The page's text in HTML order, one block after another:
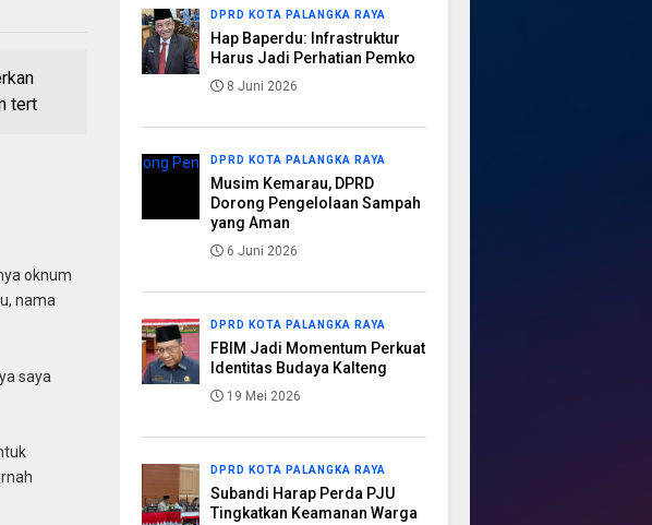
tert
oknum
nama
saya
DPRD KOTA PALANGKA RAYA
Hap Baperdu: Infrastruktur
Harus Jadi Perhatian Pemko
8 Juni 2026
DPRD KOTA PALANGKA RAYA
Musim Kemarau, DPRD
Dorong Pengelolaan Sampah
yang Aman
6 Juni 2026
DPRD KOTA PALANGKA RAYA
FBIM Jadi Momentum Perkuat
Identitas Budaya Kalteng
19 Mei 2026
DPRD KOTA PALANGKA RAYA
Subandi Harap Perda PJU
Tingkatkan Keamanan Warga